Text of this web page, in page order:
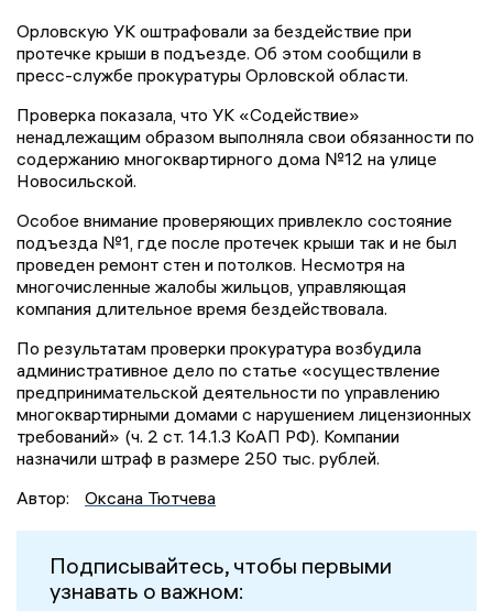
Орловскую УК оштрафовали за бездействие при
протечке крыши в подъезде. Об этом сообщили в
пресс-службе прокуратуры Орловской области.
Проверка показала, что УК «Содействие»
ненадлежащим образом выполняла свои обязанности по
содержанию многоквартирного дома №12 на улице
Новосильской.
Особое внимание проверяющих привлекло состояние
подъезда №1, где после протечек крыши так и не был
проведен ремонт стен и потолков. Несмотря на
многочисленные жалобы жильцов, управляющая
компания длительное время бездействовала.
По результатам проверки прокуратура возбудила
административное дело по статье «осуществление
предпринимательской деятельности по управлению
многоквартирными домами с нарушением лицензионных
требований» (ч. 2 ст. 14.1.3 КоАП РФ). Компании
назначили штраф в размере 250 тыс. рублей.
Автор:
Оксана Тютчева
Подписывайтесь, чтобы первыми
узнавать о важном: